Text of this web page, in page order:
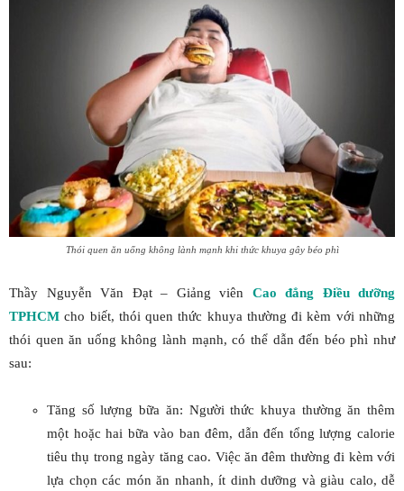
Thói quen ăn uống không lành mạnh khi thức khuya gây béo phì
Thầy Nguyễn Văn Đạt – Giảng viên Cao đẳng Điều dưỡng
TPHCM cho biết, thói quen thức khuya thường đi kèm với những
thói quen ăn uống không lành mạnh, có thể dẫn đến béo phì như
sau:
Tăng số lượng bữa ăn: Người thức khuya thường ăn thêm
một hoặc hai bữa vào ban đêm, dẫn đến tổng lượng calorie
tiêu thụ trong ngày tăng cao. Việc ăn đêm thường đi kèm với
lựa chọn các món ăn nhanh, ít dinh dưỡng và giàu calo, dễ